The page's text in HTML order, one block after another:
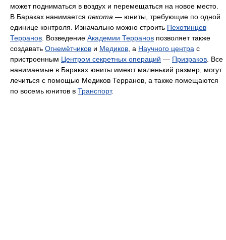
может подниматься в воздух и перемещаться на новое место.
В Бараках нанимается пехота — юниты, требующие по одной
единице контроля. Изначально можно строить Пехотинцев
Терранов . Возведение Академии Терранов позволяет также
создавать Огнемётчиков и Медиков , а Научного центра с
пристроенным Центром секретных операций — Призраков . Все
нанимаемые в Бараках юниты имеют маленький размер, могут
лечиться с помощью Медиков Терранов, а также помещаются
по восемь юнитов в Транспорт.